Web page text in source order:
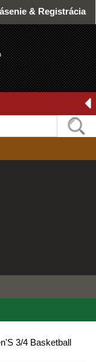
& Registrácia
3/4 Basketball